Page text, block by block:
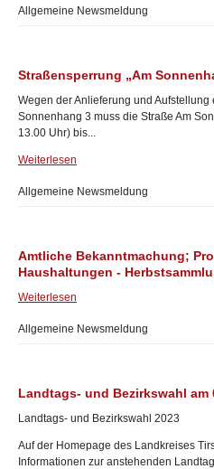
Allgemeine Newsmeldung
Straßensperrung „Am
Wegen der Anlieferung und
Sonnenhang 3 muss die Straße Am
13.00 Uhr) bis...
Weiterlesen
Allgemeine Newsmeldung
Amtliche Bekanntmachung;
Haushaltungen -
Weiterlesen
Allgemeine Newsmeldung
Landtags- und Bezirkswahl am
Landtags- und Bezirkswahl 2023
Auf der Homepage des Landkreises
Informationen zur anstehenden